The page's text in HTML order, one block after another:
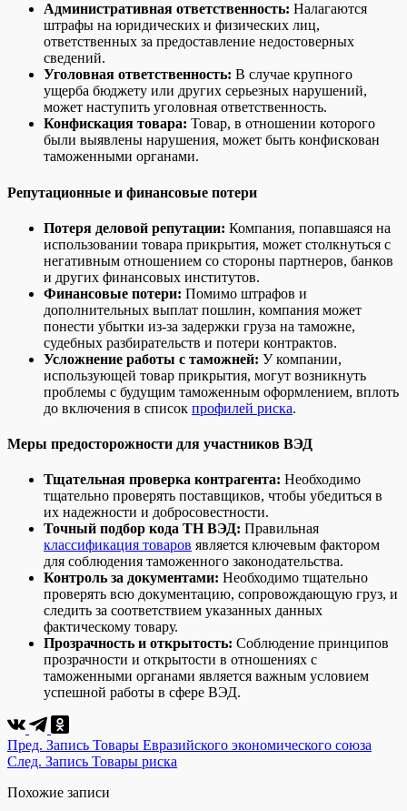
Административная ответственность: Налагаются
штрафы на юридических и физических лиц,
ответственных за предоставление недостоверных
сведений.
Уголовная ответственность: В случае крупного
ущерба бюджету или других серьезных нарушений,
может наступить уголовная ответственность.
Конфискация товара: Товар, в отношении которого
были выявлены нарушения, может быть конфискован
таможенными органами.
Репутационные и финансовые потери
Потеря деловой репутации: Компания, попавшаяся на
использовании товара прикрытия, может столкнуться с
негативным отношением со стороны партнеров, банков
и других финансовых институтов.
Финансовые потери: Помимо штрафов и
дополнительных выплат пошлин, компания может
понести убытки из-за задержки груза на таможне,
судебных разбирательств и потери контрактов.
Усложнение работы с таможней: У компании,
использующей товар прикрытия, могут возникнуть
проблемы с будущим таможенным оформлением, вплоть
до включения в список профилей риска.
Меры предосторожности для участников ВЭД
Тщательная проверка контрагента: Необходимо
тщательно проверять поставщиков, чтобы убедиться в
их надежности и добросовестности.
Точный подбор кода ТН ВЭД: Правильная
классификация товаров является ключевым фактором
для соблюдения таможенного законодательства.
Контроль за документами: Необходимо тщательно
проверять всю документацию, сопровождающую груз, и
следить за соответствием указанных данных
фактическому товару.
Прозрачность и открытость: Соблюдение принципов
прозрачности и открытости в отношениях с
таможенными органами является важным условием
успешной работы в сфере ВЭД.
Пред. Запись Товары Евразийского экономического союза
След. Запись Товары риска
Похожие записи